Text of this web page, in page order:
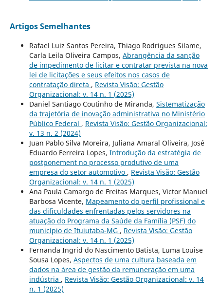
Artigos Semelhantes
Rafael Luiz Santos Pereira, Thiago Rodrigues Silame,
Carla Leila Oliveira Campos, Abrangência da sanção
de impedimento de licitar e contratar prevista na nova
lei de licitações e seus efeitos nos casos de
contratação direta , Revista Visão: Gestão
Organizacional: v. 14 n. 1 (2025)
Daniel Santiago Coutinho de Miranda, Sistematização
da trajetória de inovação administrativa no Ministério
Público Federal , Revista Visão: Gestão Organizacional:
v. 13 n. 2 (2024)
Juan Pablo Silva Moreira, Juliana Amaral Oliveira, José
Eduardo Ferreira Lopes, Introdução da estratégia de
postponement no processo produtivo de uma
empresa do setor automotivo , Revista Visão: Gestão
Organizacional: v. 14 n. 1 (2025)
Ana Paula Camargo de Freitas Marques, Victor Manuel
Barbosa Vicente, Mapeamento do perfil profissional e
das dificuldades enfrentadas pelos servidores na
atuação do Programa da Saúde da Família (PSF) do
município de Ituiutaba-MG , Revista Visão: Gestão
Organizacional: v. 14 n. 1 (2025)
Fernanda Ingrid do Nascimento Batista, Luma Louise
Sousa Lopes, Aspectos de uma cultura baseada em
dados na área de gestão da remuneração em uma
indústria , Revista Visão: Gestão Organizacional: v. 14
n. 1 (2025)